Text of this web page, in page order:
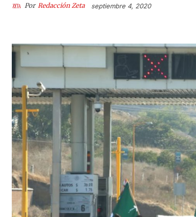
Por Redacción Zeta septiembre 4, 2020